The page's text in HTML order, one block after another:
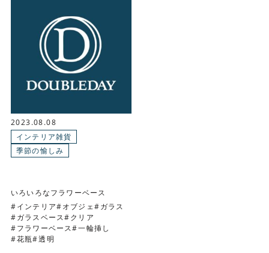
2023.08.08
インテリア雑貨
季節の愉しみ
いろいろなフラワーベース
インテリア
オブジェ
ガラス
ガラスベース
クリア
フラワーベース 一輪挿し
花瓶 透明